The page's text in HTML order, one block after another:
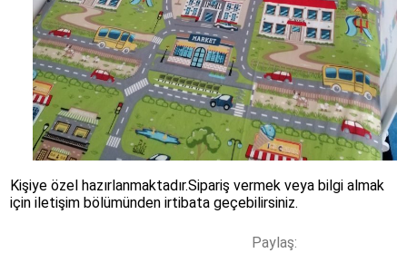
Kişiye özel hazırlanmaktadır.Sipariş vermek veya bilgi almak
için iletişim bölümünden irtibata geçebilirsiniz.
Paylaş: